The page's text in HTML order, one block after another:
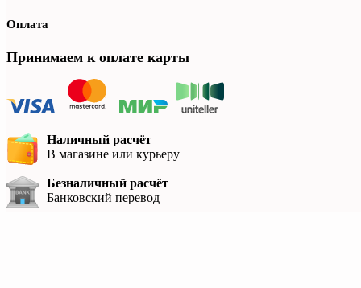
Оплата
Принимаем к оплате карты
Наличный расчёт
В магазине или курьеру
Безналичный расчёт
Банковский перевод